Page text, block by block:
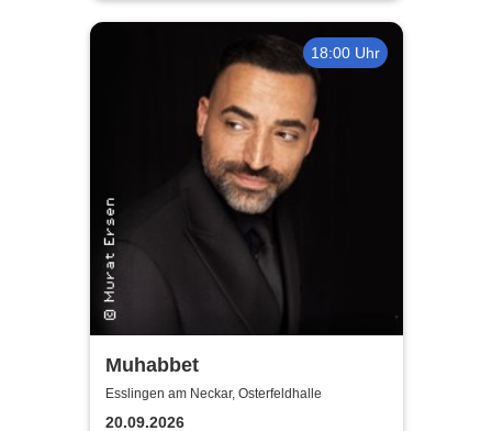
18:00 Uhr
Muhabbet
Esslingen am Neckar, Osterfeldhalle
20.09.2026